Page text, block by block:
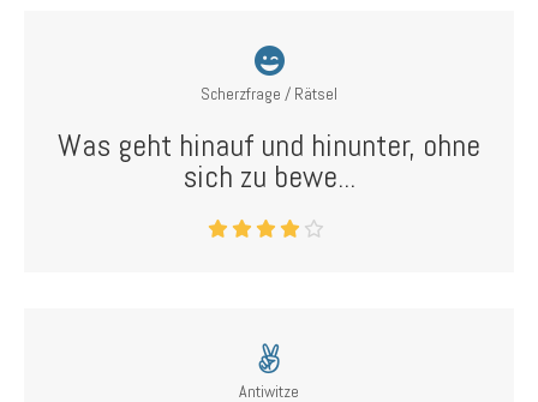
Scherzfrage / Rätsel
Was geht hinauf und hinunter, ohne
sich zu bewe...
Antiwitze